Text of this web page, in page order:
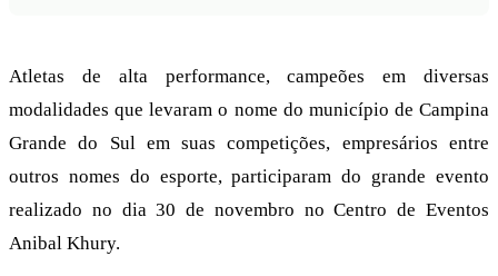
Atletas de alta performance, campeões em diversas
modalidades que levaram o nome do município de Campina
Grande do Sul em suas competições, empresários entre
outros nomes do esporte, participaram do grande evento
realizado no dia 30 de novembro no Centro de Eventos
Anibal Khury.